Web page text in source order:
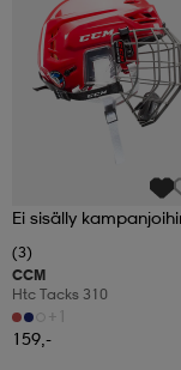
Ei sisälly
(3)
CCM
Htc Tacks 310
+1
159,-